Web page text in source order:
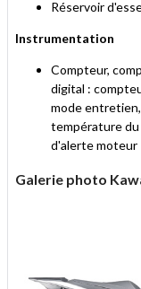
Réservoir
Instrumentation
Compteur,
digital :
mode
température
d'alerte moteur
Galerie photo